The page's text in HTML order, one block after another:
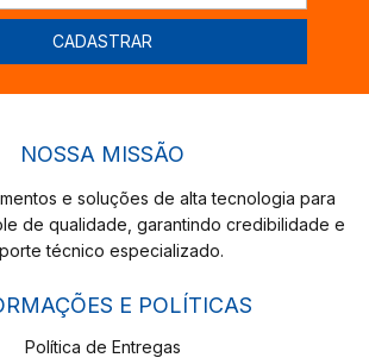
NOSSA MISSÃO
e soluções de alta tecnologia para
de qualidade, garantindo credibilidade e
técnico especializado.
E POLÍTICAS
Política de Entregas